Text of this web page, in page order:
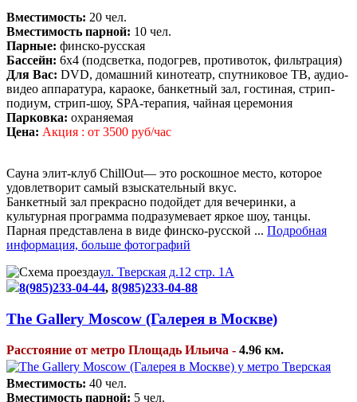
Вместимость: 20 чел.
Вместимость парной: 10 чел.
Парные: финско-русская
Бассейн: 6х4 (подсветка, подогрев, противоток, фильтрация)
Для Вас: DVD, домашний кинотеатр, спутниковое ТВ, аудио-
видео аппаратура, караоке, банкетный зал, гостиная, стрип-
подиум, стрип-шоу, SPA-терапия, чайная церемония
Парковка: охраняемая
Цена: Акция : от 3500 руб/час
Сауна элит-клуб ChillOut— это роскошное место, которое
удовлетворит самый взыскательный вкус.
Банкетный зал прекрасно подойдет для вечеринки, а
культурная программа подразумевает яркое шоу, танцы.
Парная представлена в виде финско-русской ... Подробная
информация, больше фотографий
ул. Тверская д.12 стр. 1А
8(985)233-04-44, 8(985)233-04-88
The Gallery Moscow (Галерея в Москве)
Расстояние от метро Площадь Ильича - 4.96 км.
Вместимость: 40 чел.
Вместимость парной: 5 чел.